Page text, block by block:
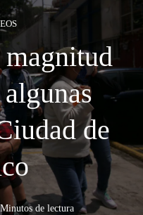
de
de lectura